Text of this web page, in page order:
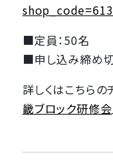
■定員：50名
■申し込み締め切
詳しくはこちらの
畿ブロック研修会